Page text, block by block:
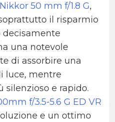
50 mm f/1.8 G,
il risparmio
decisamente
una notevole
di assorbire una
luce, mentre
silenzioso e rapido.
f/3.5-5.6 G ED VR
e un ottimo